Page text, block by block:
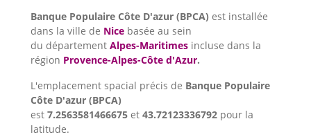
Banque Populaire Côte D'azur (BPCA) est installée
dans la ville de Nice basée au sein
du département Alpes-Maritimes incluse dans la
région Provence-Alpes-Côte d'Azur.
L'emplacement spacial précis de Banque Populaire
Côte D'azur (BPCA)
est 7.2563581466675 et 43.72123336792 pour la
latitude.